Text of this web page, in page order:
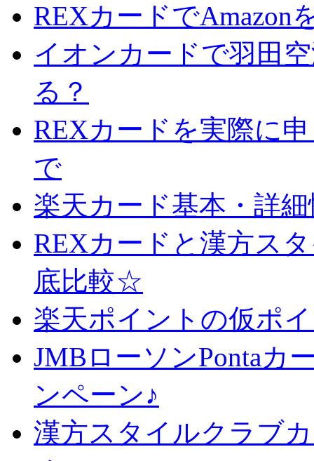
REXカードでAmazon
イオンカードで羽田
る？
REXカードを実際に
で
楽天カード基本・詳
REXカードと漢方ス
底比較☆
楽天ポイントの仮ポ
JMBローソンPontaカ
ンペーン♪
漢方スタイルクラブ